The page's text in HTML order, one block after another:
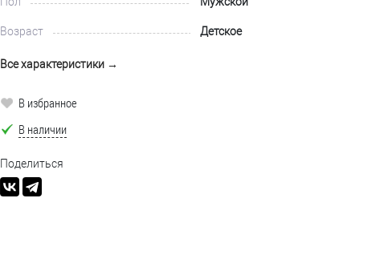
Возраст Детское
Все характеристики →
В избранное
В наличии
Поделиться